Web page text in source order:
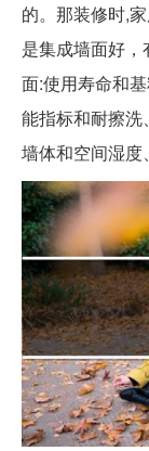
的。那装修时,
是集成墙面好
面:使用寿命和
能指标和耐擦洗
墙体和空间湿度